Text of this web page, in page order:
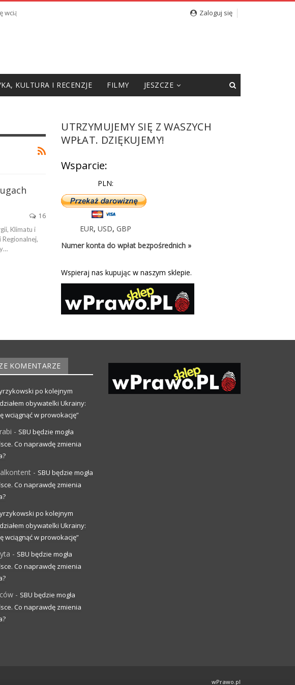
w prowokację” Zaloguj się
KULTURA I RECENZJE FILMY JESZCZE
16
Klimatu i
UTRZYMUJEMY SIĘ Z WASZYCH
WPŁAT. DZIĘKUJEMY!
Wsparcie:
PLN:
EUR,USD,GBP
Numer konta do wpłat bezpośrednich »
Wspieraj nas kupując w naszym sklepie.
KOMENTARZE
po kolejnym
obywatelki Ukrainy:
wciągnąć w prowokację”
- SBU będzie mogła
Co naprawdę zmienia
- SBU będzie mogła
Co naprawdę zmienia
po kolejnym
obywatelki Ukrainy:
wciągnąć w prowokację”
- SBU będzie mogła
Co naprawdę zmienia
- SBU będzie mogła
Co naprawdę zmienia
wPrawo.pl